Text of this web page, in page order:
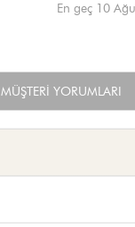
En geç 10
MÜŞTERİ YORUMLARI